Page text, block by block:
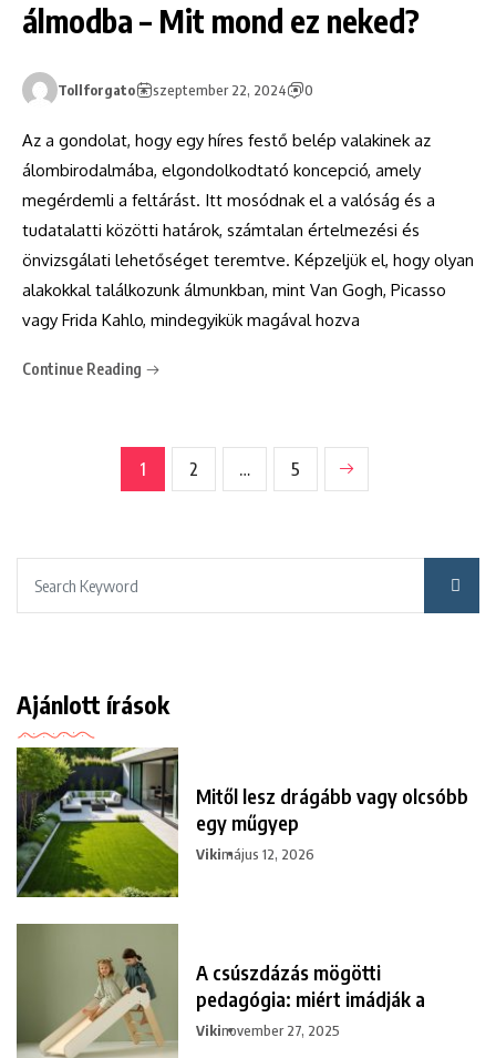
álmodba – Mit mond ez neked?
Tollforgato szeptember 22, 2024 0
Az a gondolat, hogy egy híres festő belép valakinek az
álombirodalmába, elgondolkodtató koncepció, amely
megérdemli a feltárást. Itt mosódnak el a valóság és a
tudatalatti közötti határok, számtalan értelmezési és
önvizsgálati lehetőséget teremtve. Képzeljük el, hogy olyan
alakokkal találkozunk álmunkban, mint Van Gogh, Picasso
vagy Frida Kahlo, mindegyikük magával hozva
Continue Reading
1 2 … 5
Ajánlott írások
Mitől lesz drágább vagy olcsóbb
egy műgyep
Vikimájus 12, 2026
A csúszdázás mögötti
pedagógia: miért imádják a
Vikinovember 27, 2025